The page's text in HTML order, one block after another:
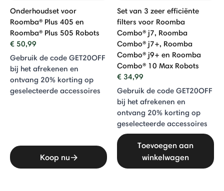
Onderhoudset voor
Roomba® Plus 405 en
Roomba® Plus 505 Robots
€ 50,99
Gebruik de code GET20OFF
bij het afrekenen en
ontvang 20% ​​korting op
geselecteerde accessoires
Koop nu
Set van 3 zeer efficiënte
filters voor Roomba
Combo® j7, Roomba
Combo® j7+, Roomba
Combo® j9+ en Roomba
Combo® 10 Max Robots
€ 34,99
Gebruik de code GET20OFF
bij het afrekenen en
ontvang 20% ​​korting op
geselecteerde accessoires
Toevoegen aan
winkelwagen